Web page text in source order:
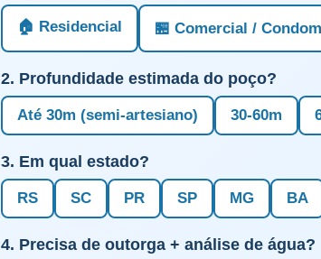
🏠 Residencial 🏪 Comercial /
2. Profundidade estimada do poço?
Até 30m (semi-artesiano) 30-60m
3. Em qual estado?
RS SC PR SP MG BA
4. Precisa de outorga + análise de água?